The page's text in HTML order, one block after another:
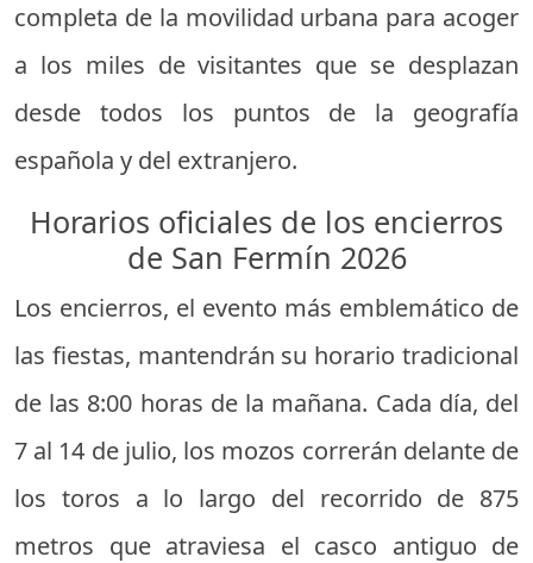
completa de la movilidad urbana para acoger
a los miles de visitantes que se desplazan
desde todos los puntos de la geografía
española y del extranjero.
Horarios oficiales de los encierros
de San Fermín 2026
Los encierros, el evento más emblemático de
las fiestas, mantendrán su horario tradicional
de las 8:00 horas de la mañana. Cada día, del
7 al 14 de julio, los mozos correrán delante de
los toros a lo largo del recorrido de 875
metros que atraviesa el casco antiguo de